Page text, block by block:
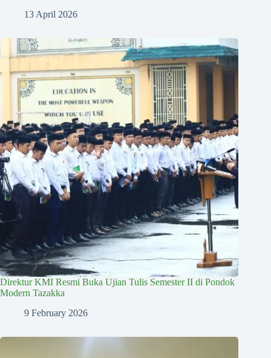
13 April 2026
Direktur KMI Resmi Buka Ujian Tulis Semester II di Pondok
Modern Tazakka
9 February 2026